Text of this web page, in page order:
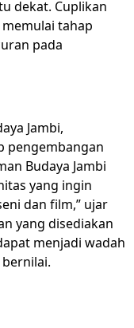
dekat. Cuplikan
tahap
pada
Jambi,
pengembangan
Budaya Jambi
yang ingin
dan film,” ujar
yang disediakan
menjadi wadah